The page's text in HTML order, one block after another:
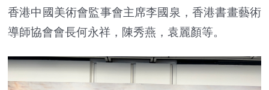
香港中國美術會監事會主席李國泉，香港書畫藝術
導師協會會長何永祥，陳秀燕，袁麗顏等。